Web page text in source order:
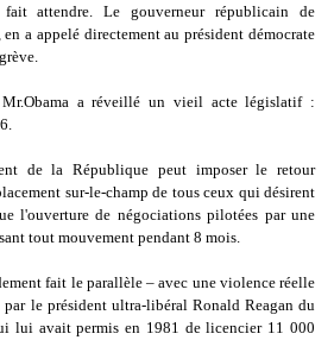
attendre. Le gouverneur républicain de
a appelé directement au président démocrate
a réveillé un vieil acte législatif :
de la République peut imposer le retour
sur-le-champ de tous ceux qui désirent
l'ouverture de négociations pilotées par une
tout mouvement pendant 8 mois.
fait le parallèle – avec une violence réelle
le président ultra-libéral Ronald Reagan du
lui avait permis en 1981 de licencier 11 000